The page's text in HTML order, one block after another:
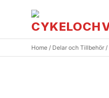
Hoppa till innehåll
Home / Delar och Tillbehör /